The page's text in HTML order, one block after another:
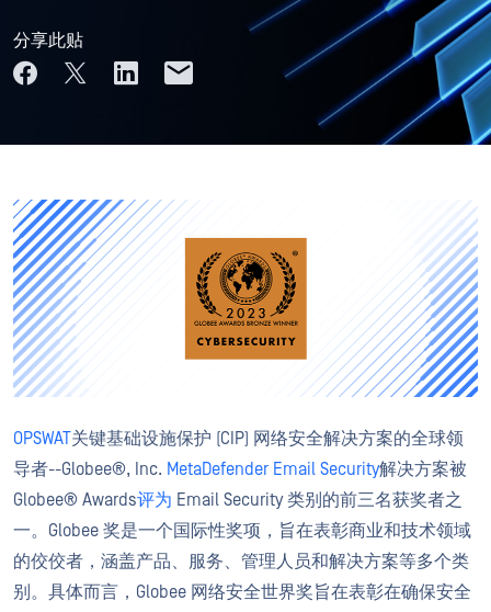
分享此贴
OPSWAT关键基础设施保护 (CIP) 网络安全解决方案的全球领
导者--Globee®, Inc. MetaDefender Email Security解决方案被
Globee® Awards评为 Email Security 类别的前三名获奖者之
一。Globee 奖是一个国际性奖项，旨在表彰商业和技术领域
的佼佼者，涵盖产品、服务、管理人员和解决方案等多个类
别。具体而言，Globee 网络安全世界奖旨在表彰在确保安全